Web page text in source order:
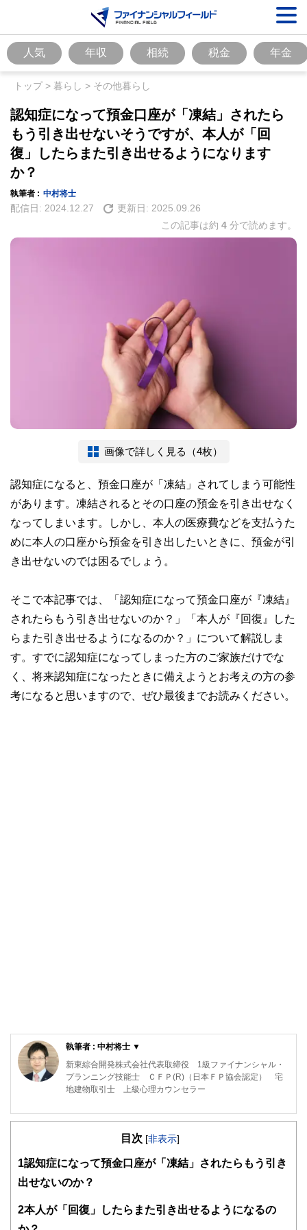
人気 年収 相続 税金 年金
トップ> 暮らし > その他暮らし
認知症になって預金口座が「凍結」されたら
もう引き出せないそうですが、本人が「回
復」したらまた引き出せるようになります
か？
執筆者 : 中村将士
配信日: 2024.12.27 更新日: 2025.09.26
この記事は約 4 分で読めます。
画像で詳しく見る（4枚）
認知症になると、預金口座が「凍結」されてしまう可能性
があります。凍結されるとその口座の預金を引き出せなく
なってしまいます。しかし、本人の医療費などを支払うた
めに本人の口座から預金を引き出したいときに、預金が引
き出せないのでは困るでしょう。
そこで本記事では、「認知症になって預金口座が『凍結』
されたらもう引き出せないのか？」「本人が『回復』した
らまた引き出せるようになるのか？」について解説しま
す。すでに認知症になってしまった方のご家族だけでな
く、将来認知症になったときに備えようとお考えの方の参
考になると思いますので、ぜひ最後までお読みください。
執筆者 : 中村将士 ▼
新東綜合開発株式会社代表取締役 1級ファイナンシャル・
プランニング技能士 ＣＦＰ(R)（日本ＦＰ協会認定） 宅
地建物取引士 上級心理カウンセラー
私がＦＰ相談を行うとき、一番優先していることは「あなた
大事にしていることは「楽しいかどうか」です。
ファイナンシャル・プランニングは、数字遊びであってはな
めて価値があるものです。私は、そういった気持ちを何より
目次 [非表示]
1 認知症になって預金口座が「凍結」されたらもう引き
出せないのか？
2本人が「回復」したらまた引き出せるようになるの